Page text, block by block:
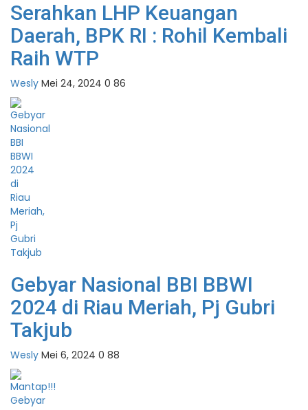
Serahkan LHP Keuangan
Daerah, BPK RI : Rohil Kembali
Raih WTP
Wesly Mei 24, 2024 0 86
Gebyar Nasional BBI BBWI
2024 di Riau Meriah, Pj Gubri
Takjub
Wesly Mei 6, 2024 0 88